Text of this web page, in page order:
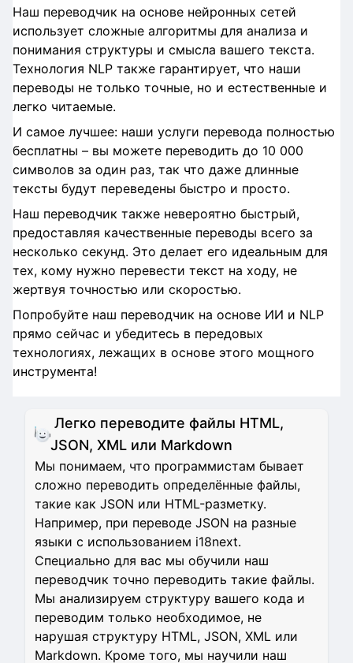
Наш переводчик на основе нейронных сетей
использует сложные алгоритмы для анализа и
понимания структуры и смысла вашего текста.
Технология NLP также гарантирует, что наши
переводы не только точные, но и естественные и
легко читаемые.
И самое лучшее: наши услуги перевода полностью
бесплатны – вы можете переводить до 10 000
символов за один раз, так что даже длинные
тексты будут переведены быстро и просто.
Наш переводчик также невероятно быстрый,
предоставляя качественные переводы всего за
несколько секунд. Это делает его идеальным для
тех, кому нужно перевести текст на ходу, не
жертвуя точностью или скоростью.
Попробуйте наш переводчик на основе ИИ и NLP
прямо сейчас и убедитесь в передовых
технологиях, лежащих в основе этого мощного
инструмента!
Легко переводите файлы HTML,
JSON, XML или Markdown
Мы понимаем, что программистам бывает
сложно переводить определённые файлы,
такие как JSON или HTML-разметку.
Например, при переводе JSON на разные
языки с использованием i18next.
Специально для вас мы обучили наш
переводчик точно переводить такие файлы.
Мы анализируем структуру вашего кода и
переводим только необходимое, не
нарушая структуру HTML, JSON, XML или
Markdown. Кроме того, мы научили наш